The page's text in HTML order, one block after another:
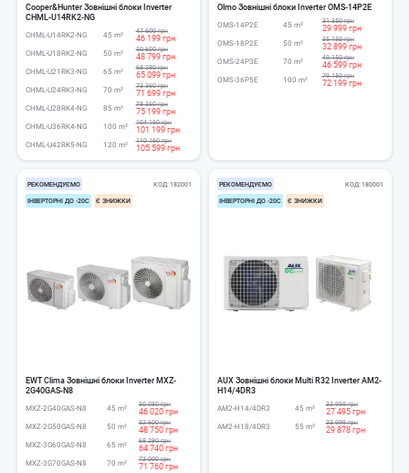
Cooper&Hunter Зовнішні блоки Inverter
CHML-U14RK2-NG
CHML-U14RK2-NG 45 m² 47 600 грн
46 199 грн
CHML-U18RK2-NG 50 m² 50 600 грн
48 799 грн
CHML-U21RK3-NG 65 m² 68 280 грн
65 099 грн
CHML-U24RK3-NG 70 m² 73 360 грн
71 699 грн
CHML-U28RK4-NG 85 m² 78 360 грн
75 199 грн
CHML-U36RK4-NG 100 m² 104 160 грн
101 199 грн
CHML-U42RK5-NG 120 m² 110 160 грн
105 599 грн
Olmo Зовнішні блоки Inverter OMS-14P2E
OMS-14P2E 45 m² 31 350 грн
29 999 грн
OMS-18P2E 50 m² 35 150 грн
32 899 грн
OMS-24P3E 70 m² 49 150 грн
46 599 грн
OMS-36P5E 100 m² 79 150 грн
72 199 грн
РЕКОМЕНДУЄМО
ІНВЕРТОРНІ ДО -20С Є ЗНИЖКИ
КОД 182001
EWT Clima Зовнішні блоки Inverter MXZ-
2G40GAS-N8
MXZ-2G40GAS-N8 45 m² 50 080 грн
46 020 грн
MXZ-2G50GAS-N8 50 m² 52 600 грн
48 750 грн
MXZ-3G60GAS-N8 65 m² 68 280 грн
64 740 грн
MXZ-3G70GAS-N8 70 m² 73 000 грн
71 760 грн
РЕКОМЕНДУЄМО
ІНВЕРТОРНІ ДО -20С Є ЗНИЖКИ
КОД 180001
AUX Зовнішні блоки Multi R32 Inverter AM2-
H14/4DR3
AM2-H14/4DR3 45 m² 33 999 грн
27 495 грн
AM2-H18/4DR3 55 m² 33 999 грн
29 878 грн